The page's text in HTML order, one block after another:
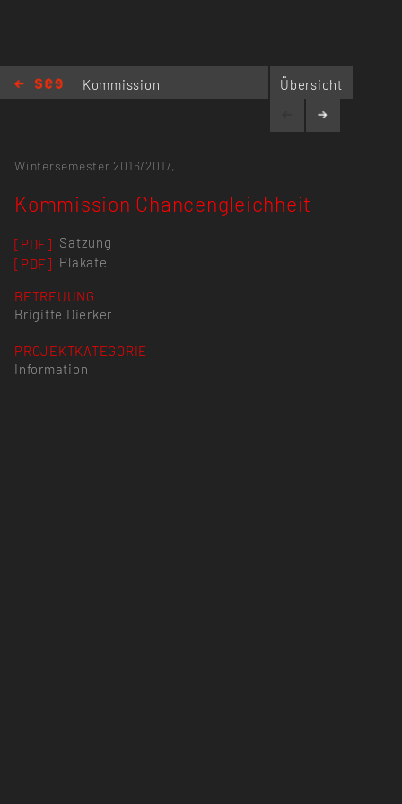
Kommission
Übersicht
Wintersemester 2016/2017,
Kommission Chancengleichheit
[PDF] Satzung
[PDF]
Plakate
BETREUUNG
Brigitte Dierker
PROJEKTKATEGORIE
Information